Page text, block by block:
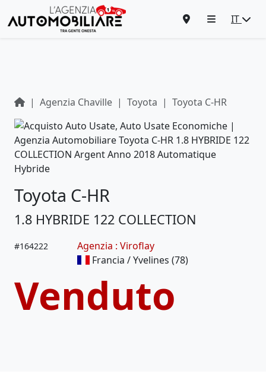
IT
Agenzia Chaville Toyota Toyota C-HR
Toyota C-HR
1.8 HYBRIDE 122 COLLECTION
#164222
Agenzia : Viroflay
Francia / Yvelines (78)
Venduto